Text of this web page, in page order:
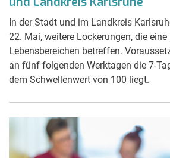
In der Stadt und im Landkreis
22. Mai, weitere Lockerungen, die eine
Lebensbereichen betreffen.
an fünf folgenden Werktagen die 7-
dem Schwellenwert von 100 liegt.